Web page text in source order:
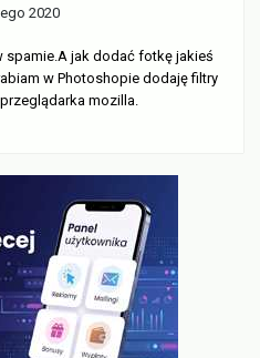
2020
spamie.A jak dodać fotkę jakieś
w Photoshopie dodaję filtry
mozilla.